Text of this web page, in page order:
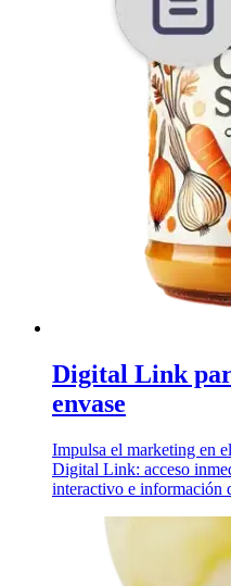
Digital Link
envase
Impulsa el marketing en
Digital Link: acceso
interactivo e información